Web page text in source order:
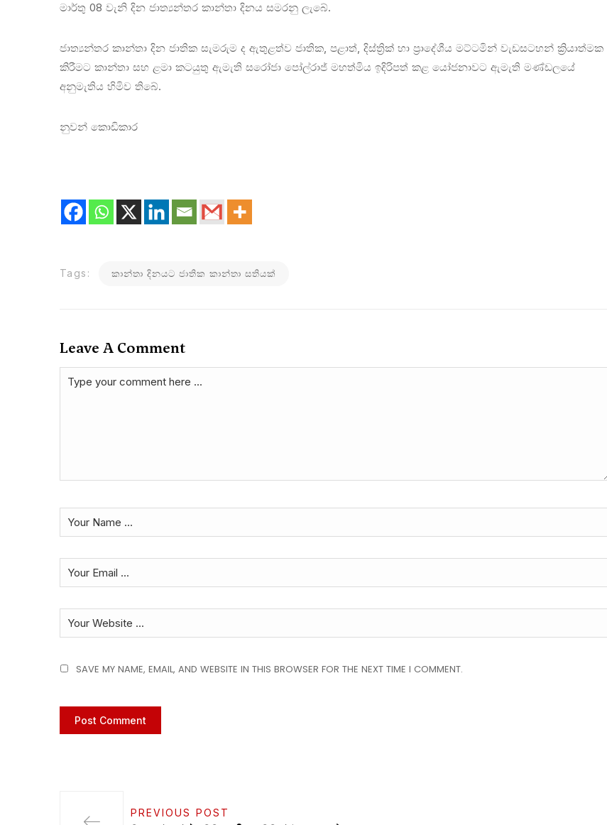
මාර්තු 08 වැනි දින ජාත්‍යන්තර කාන්තා දිනය සමරනු ලැබේ.
ජාත්‍යන්තර කාන්තා දින ජාතික සැමරුම ද ඇතුළත්ව ජාතික, පළාත්, දිස්ත්‍රික් හා ප්‍රාදේශීය මට්ටමින් වැඩසටහන් ක්‍රියාත්මක
කිරීමට කාන්තා සහ ළමා කටයුතු ඇමැති සරෝජා පෝල්රාජ් මහත්මිය ඉදිරිපත් කළ යෝජනාවට ඇමැති මණ්ඩලයේ
අනුමැතිය හිමිව තිබේ.
නුවන් කොඩිකාර
Tags: කාන්තා දිනයට ජාතික කාන්තා සතියක්
Leave A Comment
SAVE MY NAME, EMAIL, AND WEBSITE IN THIS BROWSER FOR THE NEXT TIME I COMMENT.
PREVIOUS POST